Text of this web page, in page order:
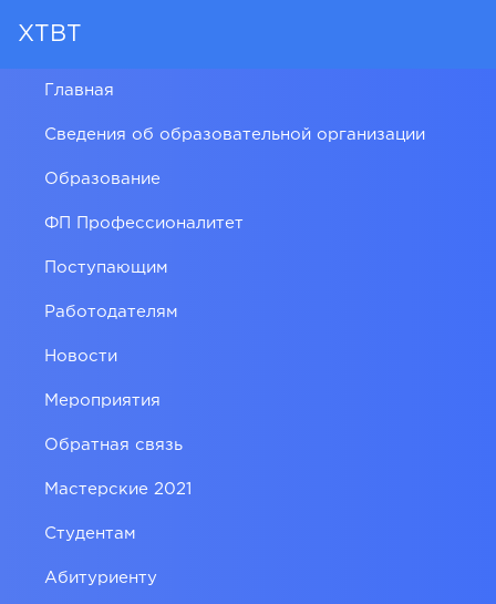
ХТВТ
Главная
Сведения об образовательной организации
Образование
ФП Профессионалитет
Поступающим
Работодателям
Новости
Мероприятия
Обратная связь
Мастерские 2021
Студентам
Абитуриенту